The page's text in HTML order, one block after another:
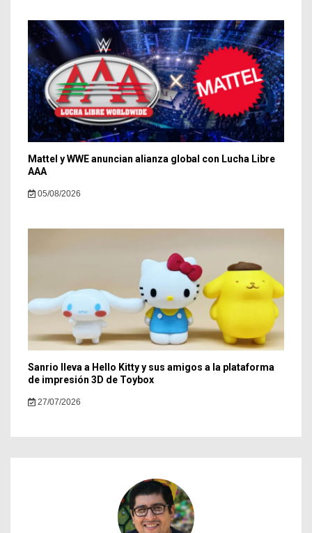
Mattel y WWE anuncian alianza global con Lucha Libre
AAA
05/08/2026
Sanrio lleva a Hello Kitty y sus amigos a la plataforma
de impresión 3D de Toybox
27/07/2026